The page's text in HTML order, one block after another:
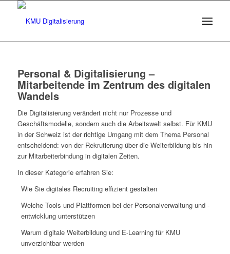
Personal & Digitalisierung –
Mitarbeitende im Zentrum des digitalen
Wandels
Die Digitalisierung verändert nicht nur Prozesse und
Geschäftsmodelle, sondern auch die Arbeitswelt selbst. Für KMU
in der Schweiz ist der richtige Umgang mit dem Thema Personal
entscheidend: von der Rekrutierung über die Weiterbildung bis hin
zur Mitarbeiterbindung in digitalen Zeiten.
In dieser Kategorie erfahren Sie:
Wie Sie digitales Recruiting effizient gestalten
Welche Tools und Plattformen bei der Personalverwaltung und -
entwicklung unterstützen
Warum digitale Weiterbildung und E-Learning für KMU
unverzichtbar werden